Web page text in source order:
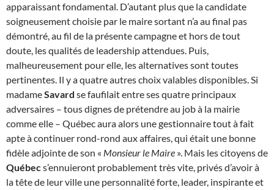
apparaissant fondamental. D’autant plus que la candidate
soigneusement choisie par le maire sortant n’a au final pas
démontré, au fil de la présente campagne et hors de tout
doute, les qualités de leadership attendues. Puis,
malheureusement pour elle, les alternatives sont toutes
pertinentes. Il y a quatre autres choix valables disponibles. Si
madameSavard se faufilait entre ses quatre principaux
adversaires – tous dignes de prétendre au job à la mairie
comme elle – Québec aura alors une gestionnaire tout à fait
apte à continuer rond-rond aux affaires, qui était une bonne
fidèle adjointe de son « Monsieur le Maire ». Mais les citoyens de
Québecs’ennuieront probablement très vite, privés d’avoir à
la tête de leur ville une personnalité forte, leader, inspirante et